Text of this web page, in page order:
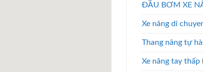
ĐẦU BƠM XE
Xe nâng di
Thang nâng tự
Xe nâng tay thấp